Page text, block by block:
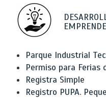
Parque Industrial
Permiso para Ferias
Registra Simple
Registro PUPA.